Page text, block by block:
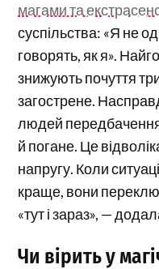
магами та
суспільства: «Я не
говорять, як я».
знижують почуття
загострене.
людей
й погане. Це
напругу. Коли
краще, вони
«тут і зараз», —
Чи вірить у